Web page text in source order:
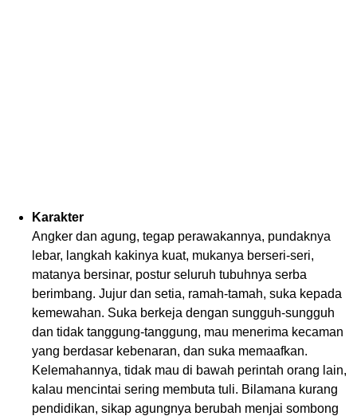
Karakter
Angker dan agung, tegap perawakannya, pundaknya
lebar, langkah kakinya kuat, mukanya berseri-seri,
matanya bersinar, postur seluruh tubuhnya serba
berimbang. Jujur dan setia, ramah-tamah, suka kepada
kemewahan. Suka berkeja dengan sungguh-sungguh
dan tidak tanggung-tanggung, mau menerima kecaman
yang berdasar kebenaran, dan suka memaafkan.
Kelemahannya, tidak mau di bawah perintah orang lain,
kalau mencintai sering membuta tuli. Bilamana kurang
pendidikan, sikap agungnya berubah menjai sombong